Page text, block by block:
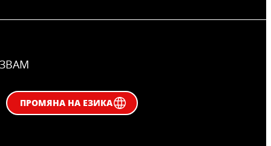
ПРОМЯНА НА ЕЗИКА